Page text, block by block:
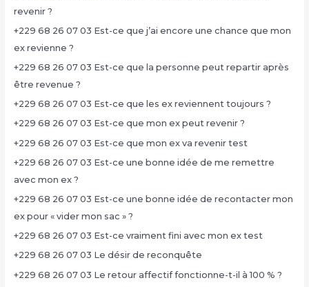
revenir ?
+229 68 26 07 03 Est-ce que j’ai encore une chance que mon
ex revienne ?
+229 68 26 07 03 Est-ce que la personne peut repartir après
être revenue ?
+229 68 26 07 03 Est-ce que les ex reviennent toujours ?
+229 68 26 07 03 Est-ce que mon ex peut revenir ?
+229 68 26 07 03 Est-ce que mon ex va revenir test
+229 68 26 07 03 Est-ce une bonne idée de me remettre
avec mon ex ?
+229 68 26 07 03 Est-ce une bonne idée de recontacter mon
ex pour « vider mon sac » ?
+229 68 26 07 03 Est-ce vraiment fini avec mon ex test
+229 68 26 07 03 Le désir de reconquête
+229 68 26 07 03 Le retour affectif fonctionne-t-il à 100 % ?